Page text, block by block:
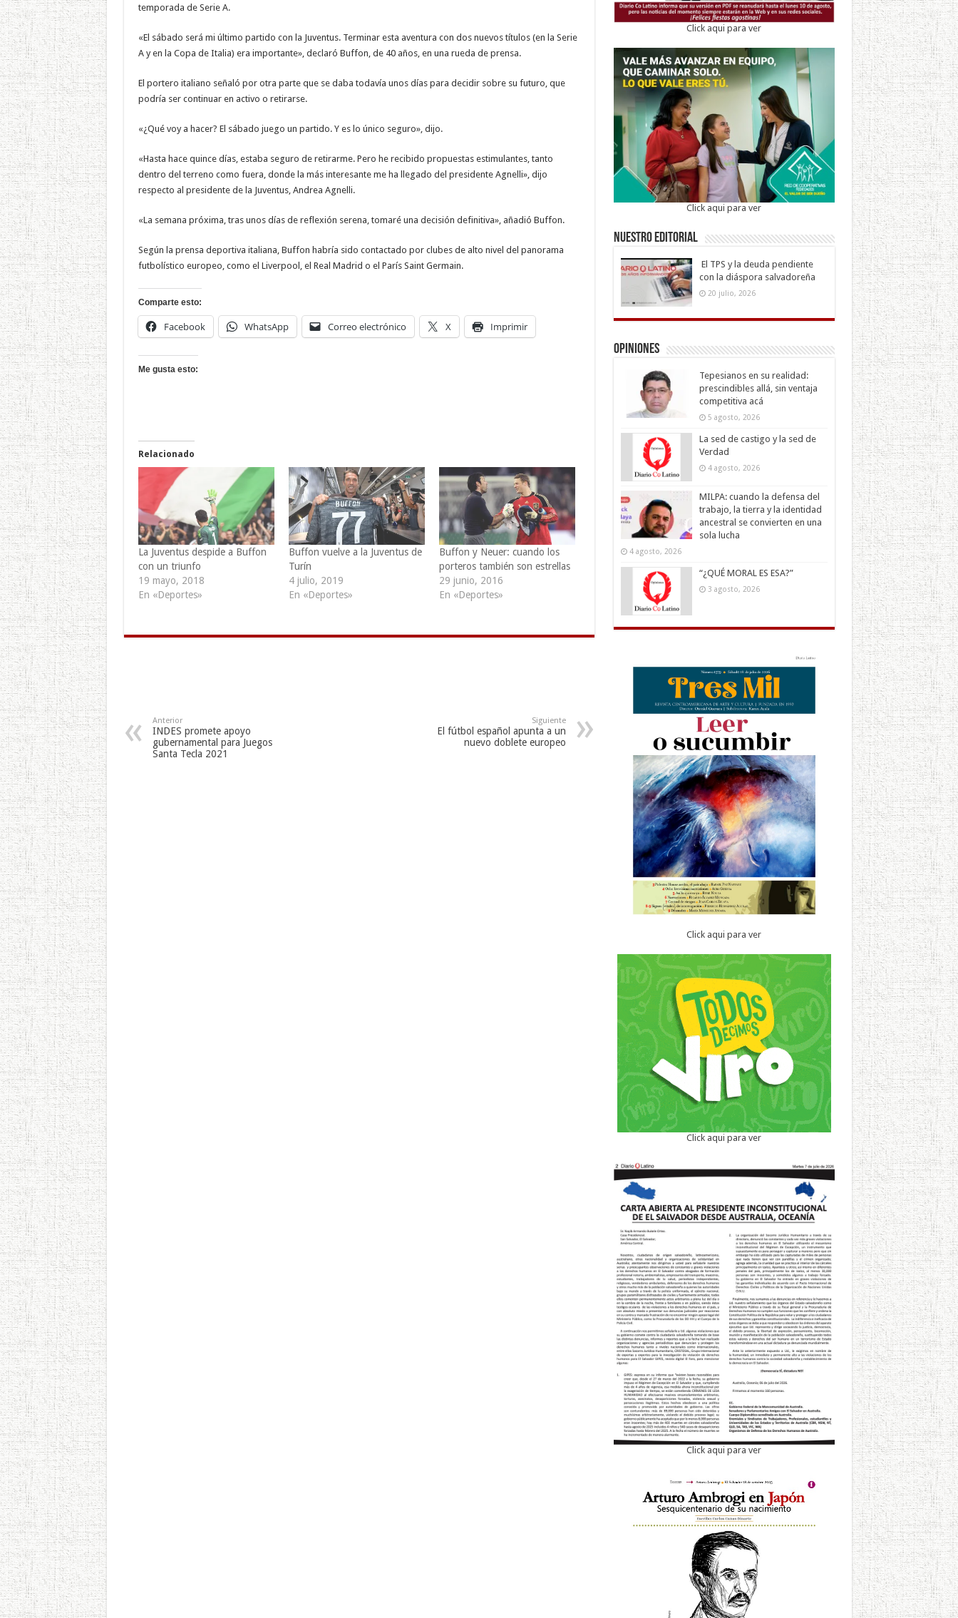
temporada de Serie A.
«El sábado será mi último partido con la Juventus. Terminar esta aventura con dos nuevos títulos (en la Serie
A y en la Copa de Italia) era importante», declaró Buffon, de 40 años, en una rueda de prensa.
El portero italiano señaló por otra parte que se daba todavía unos días para decidir sobre su futuro, que
podría ser continuar en activo o retirarse.
«¿Qué voy a hacer? El sábado juego un partido. Y es lo único seguro», dijo.
«Hasta hace quince días, estaba seguro de retirarme. Pero he recibido propuestas estimulantes, tanto
dentro del terreno como fuera, donde la más interesante me ha llegado del presidente Agnelli», dijo
respecto al presidente de la Juventus, Andrea Agnelli.
«La semana próxima, tras unos días de reflexión serena, tomaré una decisión definitiva», añadió Buffon.
Según la prensa deportiva italiana, Buffon habría sido contactado por clubes de alto nivel del panorama
futbolístico europeo, como el Liverpool, el Real Madrid o el París Saint Germain.
Comparte esto:
Facebook WhatsApp Correo electrónico X Imprimir
Me gusta esto:
Relacionado
La Juventus despide a Buffon
con un triunfo
19 mayo, 2018
En «Deportes»
Buffon vuelve a la Juventus de
Turín
4 julio, 2019
En «Deportes»
Buffon y Neuer: cuando los
porteros también son estrellas
29 junio, 2016
En «Deportes»
Anterior
INDES promete apoyo
gubernamental para Juegos
Santa Tecla 2021
Siguiente
El fútbol español apunta a un
nuevo doblete europeo
Click aqui para ver
Click aqui para ver
Nuestro Editorial
El TPS y la deuda pendiente
con la diáspora salvadoreña
20 julio, 2026
Opiniones
Tepesianos en su realidad:
prescindibles allá, sin ventaja
competitiva acá
5 agosto, 2026
La sed de castigo y la sed de
Verdad
4 agosto, 2026
MILPA: cuando la defensa del
trabajo, la tierra y la identidad
ancestral se convierten en una
sola lucha
4 agosto, 2026
“¿QUÉ MORAL ES ESA?”
3 agosto, 2026
Click aqui para ver
Click aqui para ver
Click aqui para ver